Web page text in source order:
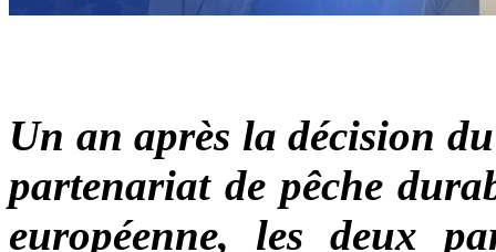
Un an après la décision
partenariat de pêche
européenne, les deux